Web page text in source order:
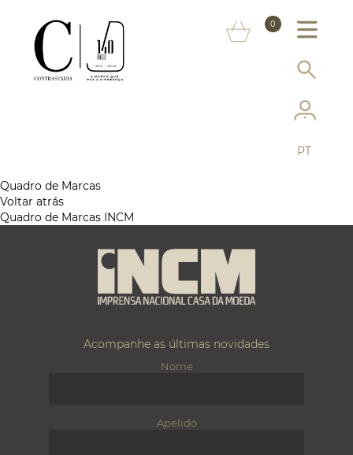
0
INFORMAÇÃO AO CONSUMIDOR
SERVIÇOS
PT
Quadro de Marcas
Voltar atrás
Quadro de Marcas INCM
Acompanhe as últimas novidades
Nome
Apelido